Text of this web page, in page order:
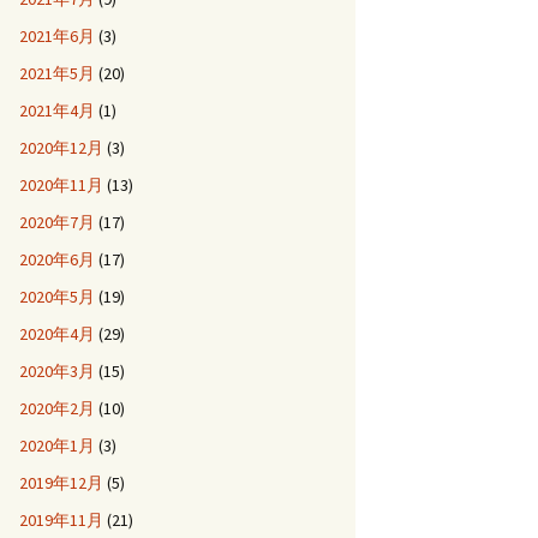
2021年6月 (3)
2021年5月 (20)
2021年4月 (1)
2020年12月 (3)
2020年11月 (13)
2020年7月 (17)
2020年6月 (17)
2020年5月 (19)
2020年4月 (29)
2020年3月 (15)
2020年2月 (10)
2020年1月 (3)
2019年12月 (5)
2019年11月 (21)